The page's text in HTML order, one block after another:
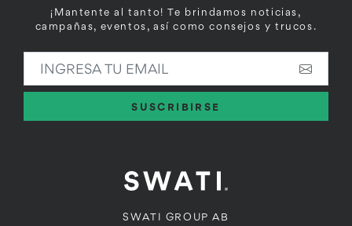
SWATI GROUP AB
¡Mantente al tanto! Te brindamos noticias,
campañas, eventos, así como consejos y trucos.
SUSCRIBIRSE